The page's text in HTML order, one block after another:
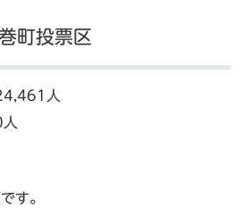
町投票区
人
す。